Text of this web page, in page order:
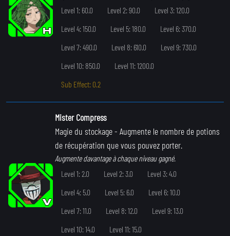
Level 1: 60.0
Level 2: 90.0
Level 3: 120.0
Level 4: 150.0
Level 5: 180.0
Level 6: 370.0
Level 7: 490.0
Level 8: 610.0
Level 9: 730.0
Level 10: 850.0
Level 11: 1200.0
Sub Effect: 0.2
Mister Compress
Magie du stockage- Augmente le nombre de potions
de récupération que vous pouvez porter.
Augmente davantage à chaque niveau gagné.
Level 1: 2.0
Level 2: 3.0
Level 3: 4.0
Level 4: 5.0
Level 5: 6.0
Level 6: 10.0
Level 7: 11.0
Level 8: 12.0
Level 9: 13.0
Level 10: 14.0
Level 11: 15.0